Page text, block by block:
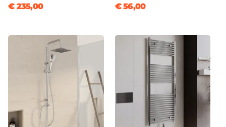
Su piatto doccia
Filopavimento
€ 235,00 € 56,00